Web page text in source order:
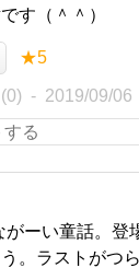
す（＾＾）
★5
2019/09/06
がーい童話。登
。ラストがつ